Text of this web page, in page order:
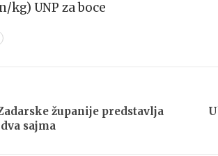
kg) UNP za boce
županije predstavlja
sajma